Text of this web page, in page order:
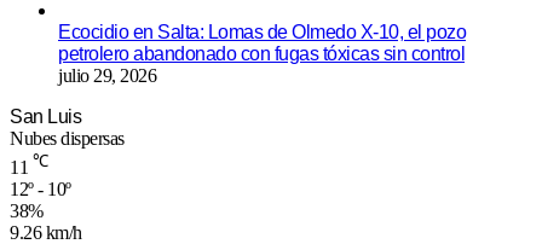
Ecocidio en Salta: Lomas de Olmedo X-10, el pozo
petrolero abandonado con fugas tóxicas sin control
julio 29, 2026
San Luis
Nubes dispersas
11 ℃
12º - 10º
38%
9.26 km/h